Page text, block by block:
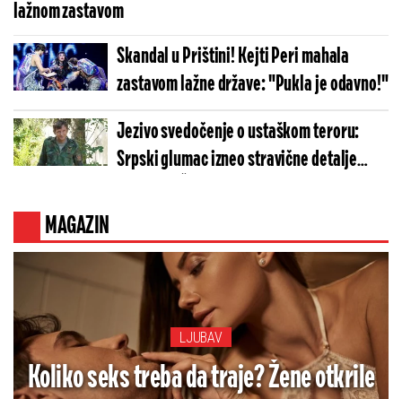
lažnom zastavom
Skandal u Prištini! Kejti Peri mahala
zastavom lažne države: "Pukla je odavno!"
Jezivo svedočenje o ustaškom teroru:
Srpski glumac izneo stravične detalje
MAGAZIN
LJUBAV
Koliko seks treba da traje? Žene otkrile